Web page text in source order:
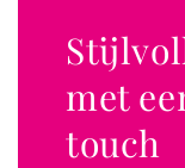
met
touch